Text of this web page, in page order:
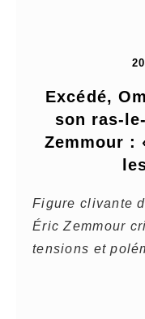
Excédé,
son ras-
Zemmour :
Figure clivante
Éric Zemmour
tensions et